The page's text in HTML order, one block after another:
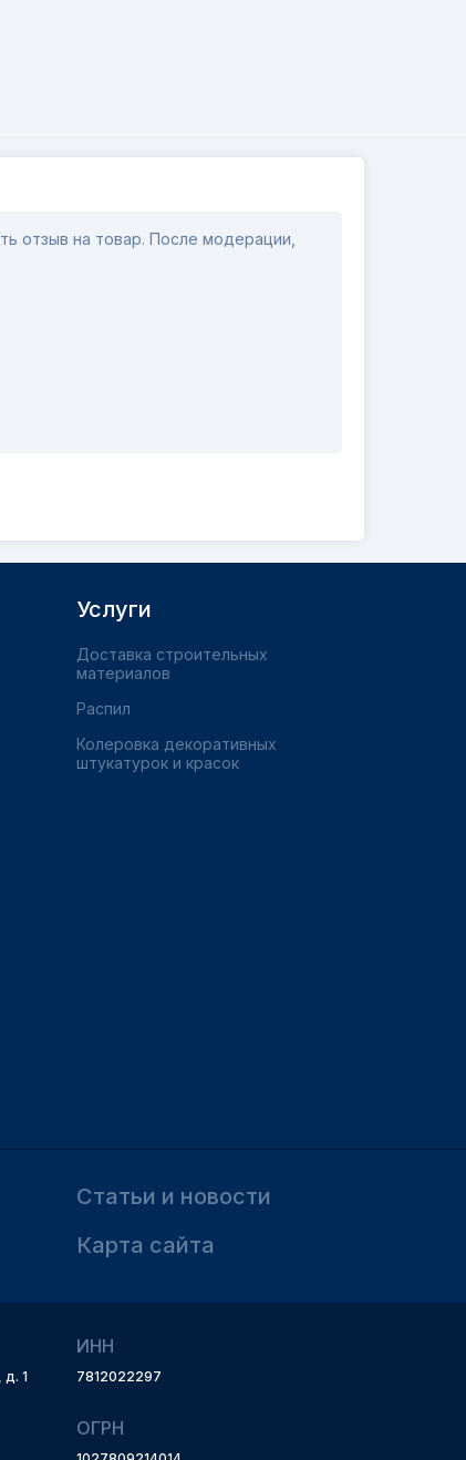
отзыв на товар. После модерации,
Услуги
Доставка строительных
материалов
Распил
Колеровка декоративных
штукатурок и красок
Статьи и новости
Карта сайта
1
ИНН
7812022297
ОГРН